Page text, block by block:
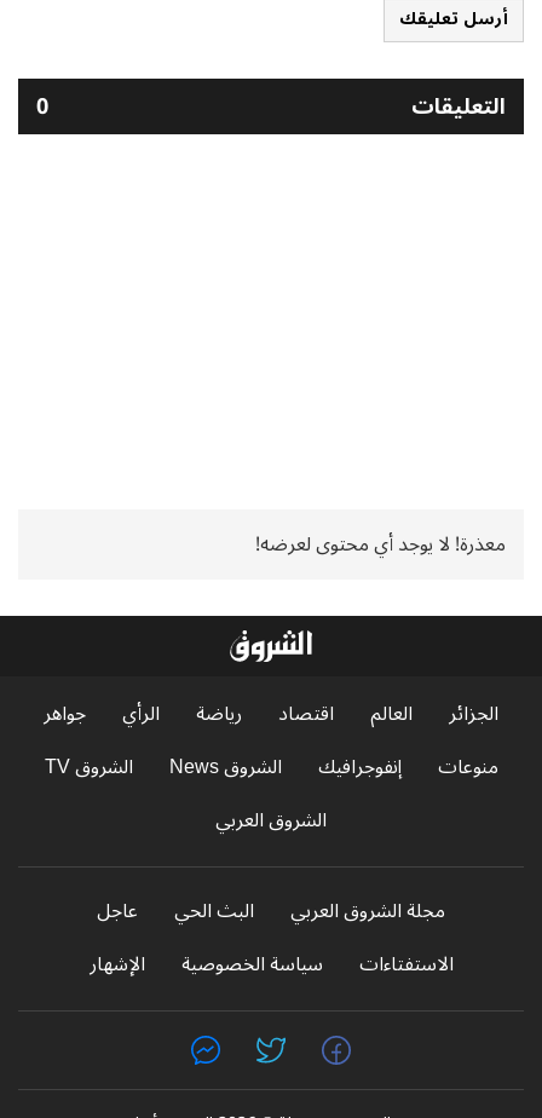
أرسل تعليقك
التعليقات 0
معذرة! لا يوجد أي محتوى لعرضه!
الجزائر العالم اقتصاد رياضة الرأي
جواهر
منوعات
إنفوجرافيك الشروق News
الشروق TV
الشروق العربي
مجلة الشروق العربي البث الحي
عاجل
الاستفتاءات
سياسة الخصوصية الإشهار